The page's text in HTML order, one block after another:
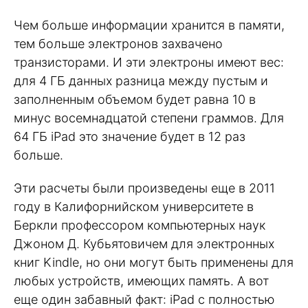
Чем больше информации хранится в памяти,
тем больше электронов захвачено
транзисторами. И эти электроны имеют вес:
для 4 ГБ данных разница между пустым и
заполненным объемом будет равна 10 в
минус восемнадцатой степени граммов. Для
64 ГБ iPad это значение будет в 12 раз
больше.
Эти расчеты были произведены еще в 2011
году в Калифорнийском университете в
Беркли профессором компьютерных наук
Джоном Д. Кубьятовичем для электронных
книг Kindle, но они могут быть применены для
любых устройств, имеющих память. А вот
еще один забавный факт: iPad с полностью